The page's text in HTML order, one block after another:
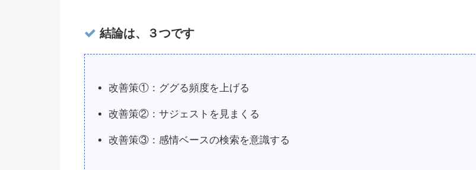
結論は、３つです
改善策①：ググる頻度を上げる
改善策②：サジェストを見まくる
改善策③：感情ベースの検索を意識する